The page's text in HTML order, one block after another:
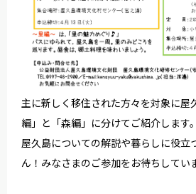
主に新しく移住された方々を対象に屋
編」と「森編」に分けてご紹介します。
屋久島についての解説や暮らしに役立
ん！みなさまのご参加をお待ちしてい